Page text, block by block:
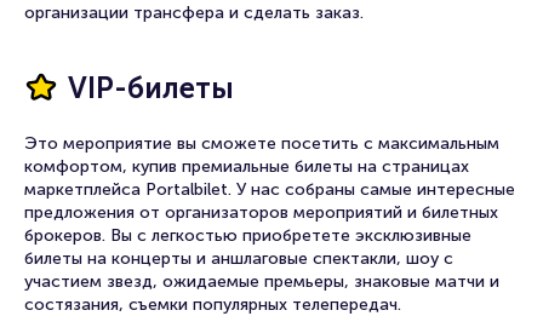
организации трансфера и сделать заказ.
VIP-билеты
Это мероприятие вы сможете посетить с максимальным
комфортом, купив премиальные билеты на страницах
маркетплейса Portalbilet. У нас собраны самые интересные
предложения от организаторов мероприятий и билетных
брокеров. Вы с легкостью приобретете эксклюзивные
билеты на концерты и аншлаговые спектакли, шоу с
участием звезд, ожидаемые премьеры, знаковые матчи и
состязания, съемки популярных телепередач.